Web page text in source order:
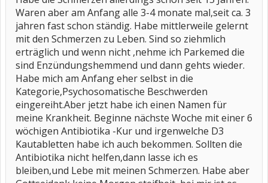
Waren aber am Anfang alle 3-4 monate mal,seit ca. 3
jahren fast schon ständig. Habe mittlerweile gelernt
mit den Schmerzen zu Leben. Sind so ziehmlich
erträglich und wenn nicht ,nehme ich Parkemed die
sind Enzündungshemmend und dann gehts wieder.
Habe mich am Anfang eher selbst in die
Kategorie,Psychosomatische Beschwerden
eingereiht.Aber jetzt habe ich einen Namen für
meine Krankheit. Beginne nächste Woche mit einer 6
wöchigen Antibiotika -Kur und irgenwelche D3
Kautabletten habe ich auch bekommen. Sollten die
Antibiotika nicht helfen,dann lasse ich es
bleiben,und Lebe mit meinen Schmerzen. Habe aber